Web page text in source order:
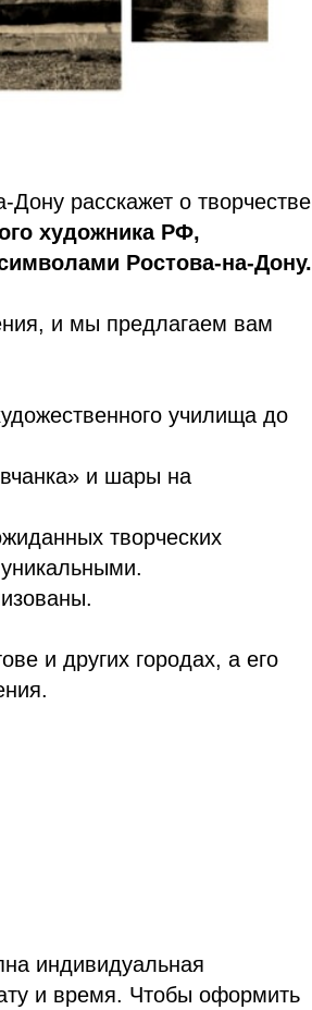
Дону расскажет о творчестве
художника РФ,
Ростова-на-Дону.
и мы предлагаем вам
училища до
и шары на
творческих
и других городах, а его
индивидуальная
и время. Чтобы оформить